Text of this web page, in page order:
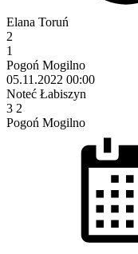
Elana Toruń
2
1
Pogoń Mogilno
05.11.2022 00:00
Noteć Łabiszyn
3 2
Pogoń Mogilno